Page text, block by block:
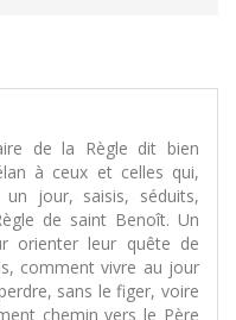
de la Règle dit bien
à ceux et celles qui,
jour, saisis, séduits,
de saint Benoît. Un
orienter leur quête de
comment vivre au jour
sans le figer, voire
chemin vers le Père